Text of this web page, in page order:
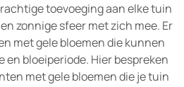
toevoeging aan elke tuin
zonnige sfeer met zich mee. Er
met gele bloemen die kunnen
en bloeiperiode. Hier bespreken
met gele bloemen die je tuin